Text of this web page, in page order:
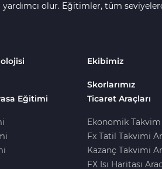
olur. Eğitimler, tüm
Ekibimiz
Skorlarımız
Eğitimi Ticaret Araçları
Ekonomik Takvim
Fx Tatil Takvimi
Kazanç Takvimi
FX Isı Haritası